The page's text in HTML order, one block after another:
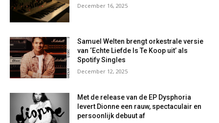
December 16, 2025
Samuel Welten brengt orkestrale versie
van ‘Echte Liefde Is Te Koop uit’ als
Spotify Singles
December 12, 2025
Met de release van de EP Dysphoria
levert Dionne een rauw, spectaculair en
persoonlijk debuut af